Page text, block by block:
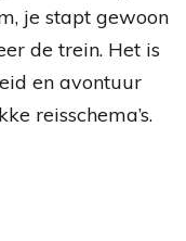
je stapt gewoon
de trein. Het is
en avontuur
reisschema’s.